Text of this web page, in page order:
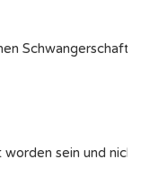
Schwangerschaft,
sein und